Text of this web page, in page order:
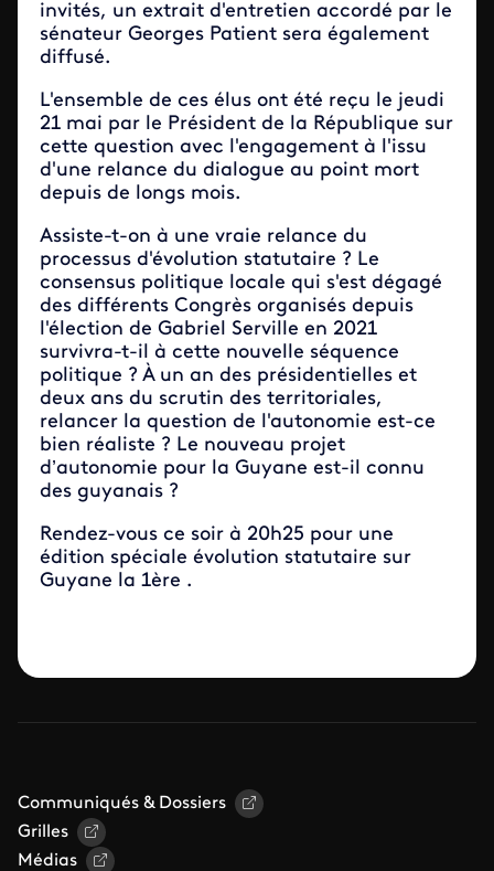
invités, un extrait d'entretien accordé par le
sénateur Georges Patient sera également
diffusé.
L'ensemble de ces élus ont été reçu le jeudi
21 mai par le Président de la République sur
cette question avec l'engagement à l'issu
d'une relance du dialogue au point mort
depuis de longs mois.
Assiste-t-on à une vraie relance du
processus d'évolution statutaire ? Le
consensus politique locale qui s'est dégagé
des différents Congrès organisés depuis
l'élection de Gabriel Serville en 2021
survivra-t-il à cette nouvelle séquence
politique ? À un an des présidentielles et
deux ans du scrutin des territoriales,
relancer la question de l'autonomie est-ce
bien réaliste ? Le nouveau projet
d’autonomie pour la Guyane est-il connu
des guyanais ?
Rendez-vous ce soir à 20h25 pour une
édition spéciale évolution statutaire sur
Guyane la 1ère .
Communiqués & Dossiers
Grilles
Médias